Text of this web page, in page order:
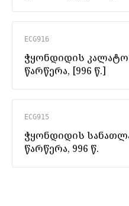
ECG916
ჭყონდიდის
წარწერა, [996 წ.]
ECG915
ჭყონდიდის
წარწერა, 996 წ.